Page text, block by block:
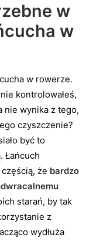
w
w
w rowerze.
kontrolowałeś,
nie wynika z tego,
czyszczenie?
być to
Łańcuch
że bardzo
starań, by tak
z
wydłuża